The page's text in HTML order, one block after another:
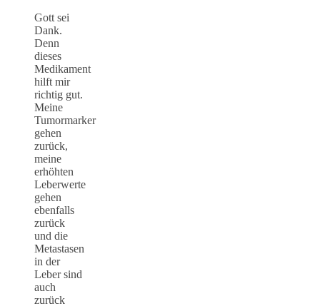
Gott sei
Dank.
Denn
dieses
Medikament
hilft mir
richtig gut.
Meine
Tumormarker
gehen
zurück,
meine
erhöhten
Leberwerte
gehen
ebenfalls
zurück
und die
Metastasen
in der
Leber sind
auch
zurück